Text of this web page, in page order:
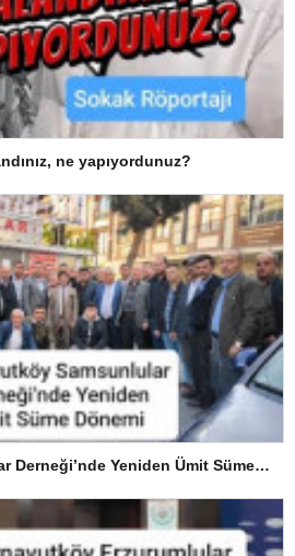
ne yapıyordunuz?
Arnavutköy Samsunlular Derneği’nde Yeniden Ümit Süme Dönemi